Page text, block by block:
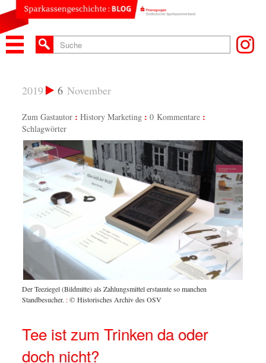
6 November
2019
Zum Gastautor History Marketing
0 Kommentare
Schlagwörter
Der Teeziegel (Bildmitte) als Zahlungsmittel erstaunte so manchen
Standbesucher. :© Historisches Archiv des OSV
Tee ist zum Trinken da oder
doch nicht?